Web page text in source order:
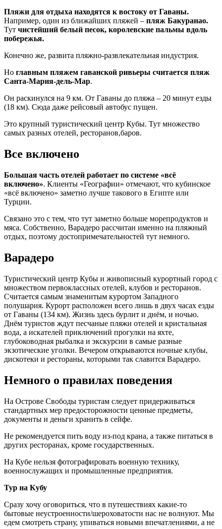
Пляжи для отдыха находятся к востоку от Гаваны.
Например, один из ближайших пляжей – пляж Бакуранао.
Тут чистейший белый песок, королевские пальмы вдоль
побережья.
Конечно же, развита пляжно-развлекательная индустрия.
Но главным пляжем гаванской ривьеры считается пляж
Санта-Мария-дель-Мар.
Он раскинулся на 9 км. От Гаваны до пляжа – 20 минут езды
(18 км). Сюда даже рейсовый автобус пущен.
Это крупный туристический центр Кубы. Тут множество
самых разных отелей, ресторанов,баров.
Все включено
Большая часть отелей работает по системе «всё
включено». Клиенты «Географии» отмечают, что кубинское
«всё включено» заметно лучше такового в Египте или
Турции.
Связано это с тем, что тут заметно больше морепродуктов и
мяса. Собственно, Варадеро рассчитан именно на пляжный
отдых, поэтому достопримечательностей тут немного.
Варадеро
Туристический центр Кубы и живописный курортный город с
множеством первоклассных отелей, клубов и ресторанов.
Считается самым знаменитым курортом Западного
полушария. Курорт расположен всего лишь в двух часах езды
от Гаваны (134 км). Жизнь здесь бурлит и днём, и ночью.
Днём туристов ждут песчаные пляжи отелей и кристальная
вода, а искателей приключений прогулки на яхте,
глубоководная рыбалка и экскурсии в самые разные
экзотические уголки. Вечером открываются ночные клубы,
дискотеки и рестораны, которыми так славится Варадеро.
Немного о правилах поведения
На Острове Свободы туристам следует придерживаться
стандартных мер предосторожности ценные предметы,
документы и деньги хранить в сейфе.
Не рекомендуется пить воду из-под крана, а также питаться в
других ресторанах, кроме государственных.
На Кубе нельзя фотографировать военную технику,
военнослужащих и промышленные предприятия.
Тур на Кубу
Сразу хочу оговориться, что в путешествиях какие-то
бытовые неустроенности/шероховатости нас не волнуют. Мы
едем смотреть страну, упиваться новыми впечатлениями, а не